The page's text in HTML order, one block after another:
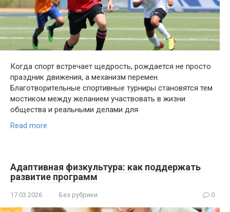
Когда спорт встречает щедрость, рождается не просто
праздник движения, а механизм перемен.
Благотворительные спортивные турниры становятся тем
мостиком между желанием участвовать в жизни
общества и реальными делами для
Read more
Адаптивная физкультура: как поддержать
развитие программ
17.03.2026 Без рубрики 0